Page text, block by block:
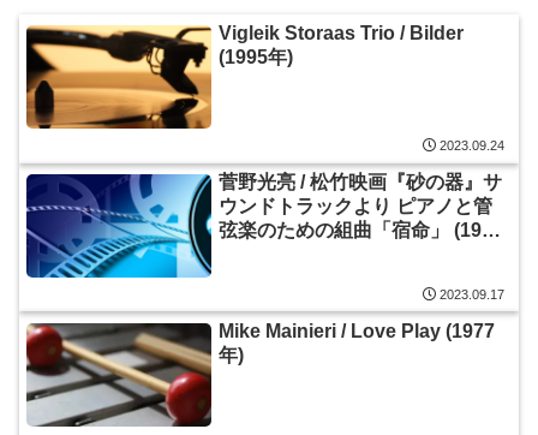
Vigleik Storaas Trio / Bilder
(1995年)
2023.09.24
菅野光亮 / 松竹映画『砂の器』サ
ウンドトラックより ピアノと管
弦楽のための組曲「宿命」 (1975
2023.09.17
Mike Mainieri / Love Play (1977
年)